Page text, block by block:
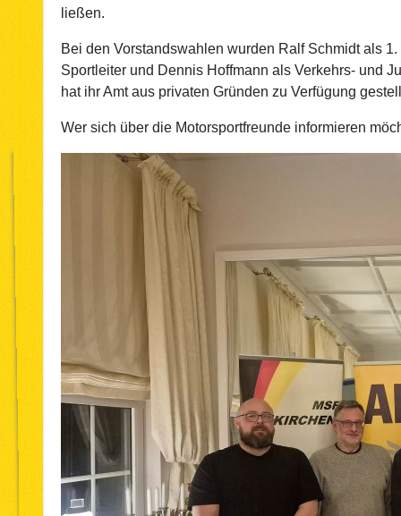
ließen.
Bei den Vorstandswahlen wurden Ralf Schmidt als
Sportleiter und Dennis Hoffmann als Verkehrs- und
hat ihr Amt aus privaten Gründen zu Verfügung
Wer sich über die Motorsportfreunde informieren